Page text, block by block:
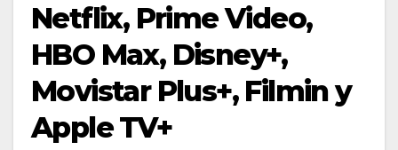
Netflix, Prime Video,
HBO Max, Disney+,
Movistar Plus+, Filmin y
Apple TV+